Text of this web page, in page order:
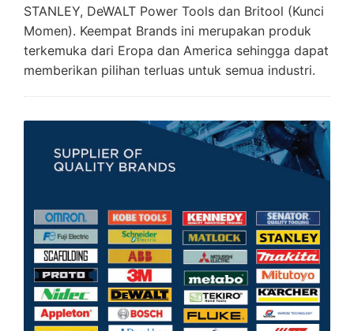
STANLEY, DeWALT Power Tools dan Britool (Kunci
Momen). Keempat Brands ini merupakan produk
terkemuka dari Eropa dan America sehingga dapat
memberikan pilihan terluas untuk semua industri.